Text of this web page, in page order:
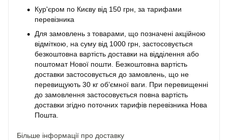
Кур'єром по Києву від 150 грн, за тарифами
перевізника
Для замовлень з товарами, що позначені акційною
відміткою, на суму від 1000 грн, застосовується
безкоштовна вартість доставки на відділення або
поштомат Нової пошти. Безкоштовна вартість
доставки застосовується до замовлень, що не
перевищують 30 кг об’ємної ваги. При перевищенні
до замовлення застосовується повна вартість
доставки згідно поточних тарифів перевізника Нова
Пошта.
Більше інформації про доставку